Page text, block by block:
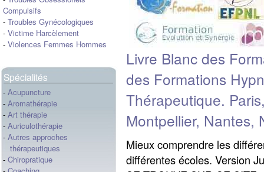
Compulsifs
- Troubles Gynécologiques
- Victime Harcèlement
- Violences Femmes Hommes
Spécialités
- Acupuncture
- Aromathérapie
- Art thérapie
- Auriculothérapie
- Autres approches
thérapeutiques
- Chiropratique
Livre Blanc des
des Formations
Thérapeutique.
Montpellier, Nantes,
Mieux comprendre les
différentes écoles. Version